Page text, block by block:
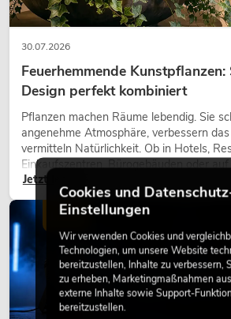
30.07.2026
Feuerhemmende
Design perfekt kombiniert
Pflanzen machen Räume lebendig. Sie
angenehme Atmosphäre, verbessern
vermitteln Natürlichkeit. Ob in Hotels,
Einkaufszentren, Bürogebäuden oder auf
eine hochwertige Begrünung gehört
modernen Raumkonzept.
Jetzt lesen
LICHT
Cookies und
Einstellungen
Wir verwenden Cookies und
Technologien, um unsere Website
bereitzustellen, Inhalte zu verbessern,
zu erheben, Marketingmaßnahmen
externe Inhalte sowie Support-
bereitzustellen.